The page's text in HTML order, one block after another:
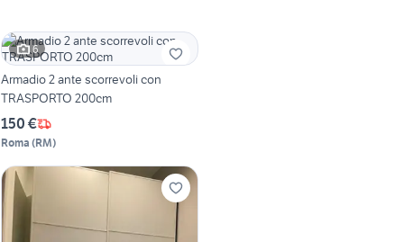
6
Armadio 2 ante scorrevoli con
TRASPORTO 200cm
150 €
Roma (RM)